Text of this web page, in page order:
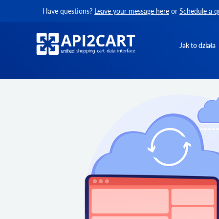
Have questions? Leave your message here or Schedule a
Jak to działa